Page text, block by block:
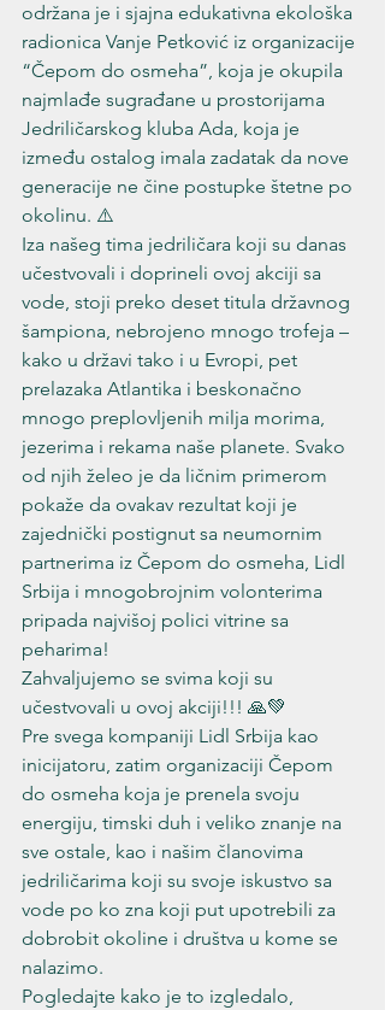
održana je i sjajna edukativna ekološka
radionica Vanje Petković iz organizacije
“Čepom do osmeha”, koja je okupila
najmlađe sugrađane u prostorijama
Jedriličarskog kluba Ada, koja je
između ostalog imala zadatak da nove
generacije ne čine postupke štetne po
okolinu. ⚠️
Iza našeg tima jedriličara koji su danas
učestvovali i doprineli ovoj akciji sa
vode, stoji preko deset titula državnog
šampiona, nebrojeno mnogo trofeja –
kako u državi tako i u Evropi, pet
prelazaka Atlantika i beskonačno
mnogo preplovljenih milja morima,
jezerima i rekama naše planete. Svako
od njih želeo je da ličnim primerom
pokaže da ovakav rezultat koji je
zajednički postignut sa neumornim
partnerima iz Čepom do osmeha, Lidl
Srbija i mnogobrojnim volonterima
pripada najvišoj polici vitrine sa
peharima!
Zahvaljujemo se svima koji su
učestvovali u ovoj akciji!!! 🙏💚
Pre svega kompaniji Lidl Srbija kao
inicijatoru, zatim organizaciji Čepom
do osmeha koja je prenela svoju
energiju, timski duh i veliko znanje na
sve ostale, kao i našim članovima
jedriličarima koji su svoje iskustvo sa
vode po ko zna koji put upotrebili za
dobrobit okoline i društva u kome se
nalazimo.
Pogledajte kako je to izgledalo,